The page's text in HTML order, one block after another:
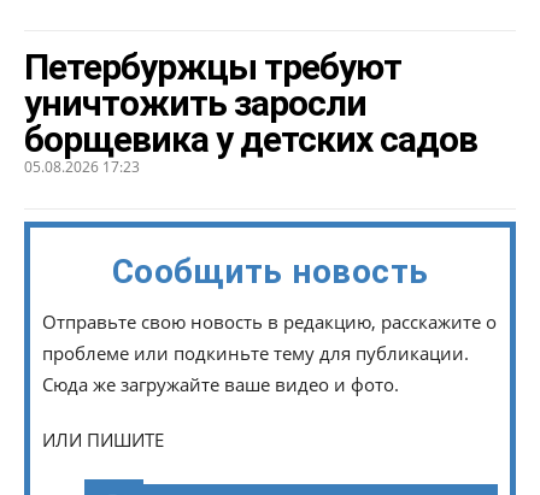
Петербуржцы требуют
уничтожить заросли
борщевика у детских садов
05.08.2026 17:23
Сообщить новость
Отправьте свою новость в редакцию, расскажите о
проблеме или подкиньте тему для публикации.
Сюда же загружайте ваше видео и фото.
ИЛИ ПИШИТЕ